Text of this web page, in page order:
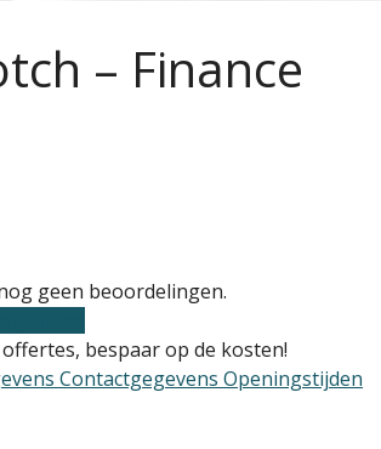
– Finance
geen beoordelingen.
bespaar op de kosten!
Contactgegevens Openingstijden